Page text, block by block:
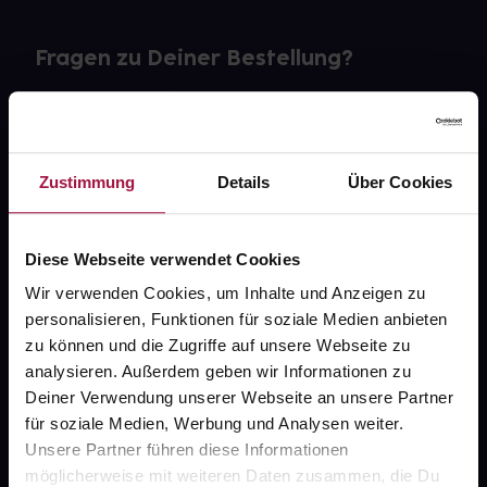
Zustimmung Details Über Cookies
Diese Webseite verwendet Cookies
Wir verwenden Cookies, um Inhalte und Anzeigen zu
personalisieren, Funktionen für soziale Medien anbieten
zu können und die Zugriffe auf unsere Webseite zu
analysieren. Außerdem geben wir Informationen zu
Deiner Verwendung unserer Webseite an unsere Partner
für soziale Medien, Werbung und Analysen weiter.
Unsere Partner führen diese Informationen
möglicherweise mit weiteren Daten zusammen, die Du
Fragen zu Deiner Bestellung?
gesund.de
Über uns
Karriere
Newsletter